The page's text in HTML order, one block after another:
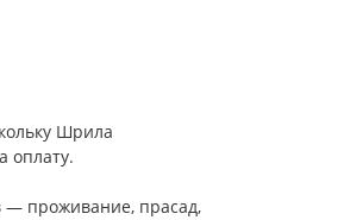
Шрила
оплату.
проживание, прасад,